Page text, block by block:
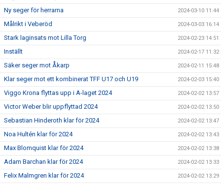
Ny seger för herrarna 2024-03-10 11:44
Målrikt i Veberöd 2024-03-03 16:14
Stark laginsats mot Lilla Torg 2024-02-23 14:51
Inställt 2024-02-17 11:32
Säker seger mot Åkarp 2024-02-11 15:48
Klar seger mot ett kombinerat TFF U17 och U19 2024-02-03 15:40
Viggo Krona flyttas upp i A-laget 2024 2024-02-02 13:57
Victor Weber blir uppflyttad 2024 2024-02-02 13:50
Sebastian Hinderoth klar för 2024 2024-02-02 13:47
Noa Hultén klar för 2024 2024-02-02 13:43
Max Blomquist klar för 2024 2024-02-02 13:38
Adam Barchan klar för 2024 2024-02-02 13:33
Felix Malmgren klar för 2024 2024-02-02 13:29